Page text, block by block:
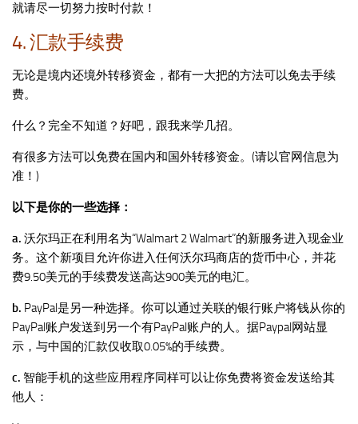
就请尽一切努力按时付款！
4. 汇款手续费
无论是境内还境外转移资金，都有一大把的方法可以免去手续
费。
什么？完全不知道？好吧，跟我来学几招。
有很多方法可以免费在国内和国外转移资金。(请以官网信息为
准！)
以下是你的一些选择：
a. 沃尔玛正在利用名为“Walmart 2 Walmart”的新服务进入现金业
务。这个新项目允许你进入任何沃尔玛商店的货币中心，并花
费9.50美元的手续费发送高达900美元的电汇。
b. PayPal是另一种选择。你可以通过关联的银行账户将钱从你的
PayPal账户发送到另一个有PayPal账户的人。据Paypal网站显
示，与中国的汇款仅收取0.05%的手续费。
c. 智能手机的这些应用程序同样可以让你免费将资金发送给其
他人：